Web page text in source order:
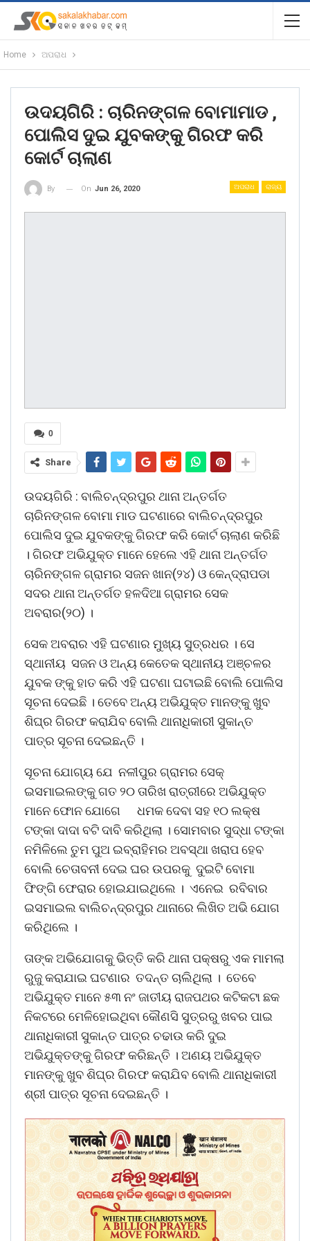
Home ଅପରାଧ
ଉଦୟଗିରି : ଚାରିନଙ୍ଗଳ ବୋମାମାଡ ,
ପୋଲିସ ଦୁଇ ଯୁବକଙ୍କୁ ଗିରଫ କରି
କୋର୍ଟ ଚାଲାଣ
ଅପରାଧ ରାଜ୍ୟ
By On Jun 26, 2020
0
Share
ଉଦୟଗିରି : ବାଲିଚନ୍ଦ୍ରପୁର ଥାନା ଅନ୍ତର୍ଗତ
ଚାରିନଙ୍ଗଳ ବୋମା ମାଡ ଘଟଣାରେ ବାଲିଚନ୍ଦ୍ରପୁର
ପୋଲିସ ଦୁଇ ଯୁବକଙ୍କୁ ଗିରଫ କରି କୋର୍ଟ ଚାଲାଣ କରିଛି
। ଗିରଫ ଅଭିଯୁକ୍ତ ମାନେ ହେଲେ ଏହି ଥାନା ଅନ୍ତର୍ଗତ
ଚାରିନଙ୍ଗଳ ଗ୍ରାମର ସଜନ ଖାନ(୨୪) ଓ କେନ୍ଦ୍ରାପଡା
ସଦର ଥାନା ଅନ୍ତର୍ଗତ ହଳଦିଆ ଗ୍ରାମର ସେକ
ଅବରାର(୨୦) ।
ସେକ ଅବରାର ଏହି ଘଟଣାର ମୁଖ୍ୟ ସୁତ୍ରଧର । ସେ
ସ୍ଥାନୀୟ ସଜନ ଓ ଅନ୍ୟ କେତେକ ସ୍ଥାନୀୟ ଅଞ୍ଚଳର
ଯୁବକ ଙ୍କୁ ହାତ କରି ଏହି ଘଟଣା ଘଟାଇଛି ବୋଲି ପୋଲିସ
ସୂଚନା ଦେଇଛି । ତେବେ ଅନ୍ୟ ଅଭିଯୁକ୍ତ ମାନଙ୍କୁ ଖୁବ
ଶିଘ୍ର ଗିରଫ କରାଯିବ ବୋଲି ଥାନାଧିକାରୀ ସୁକାନ୍ତ
ପାତ୍ର ସୂଚନା ଦେଇଛନ୍ତି ।
ସୂଚନା ଯୋଗ୍ୟ ଯେ ନଳୀପୁର ଗ୍ରାମର ସେକ୍
ଇସମାଇଲଙ୍କୁ ଗତ ୨୦ ତାରିଖ ରାତ୍ରୀରେ ଅଭିଯୁକ୍ତ
ମାନେ ଫୋନ ଯୋଗେ ଧମକ ଦେବା ସହ ୧୦ ଲକ୍ଷ
ଟଙ୍କା ଦାଦା ବଟି ଦାବି କରିଥିଲା । ସୋମବାର ସୁଦ୍ଧା ଟଙ୍କା
ନମିଳିଲେ ତୁମ ପୁଅ ଇବ୍ରାହିମର ଅବସ୍ଥା ଖରାପ ହେବ
ବୋଲି ଚେତାବନୀ ଦେଇ ଘର ଉପରକୁ ଦୁଇଟି ବୋମା
ଫିଙ୍ଗି ଫେରାର ହୋଇଯାଇଥିଲେ । ଏନେଇ ରବିବାର
ଇସମାଇଲ ବାଲିଚନ୍ଦ୍ରପୁର ଥାନାରେ ଲିଖିତ ଅଭି ଯୋଗ
କରିଥିଲେ ।
ତାଙ୍କ ଅଭିଯୋଗକୁ ଭିତ୍ତି କରି ଥାନା ପକ୍ଷରୁ ଏକ ମାମଲା
ରୁଜୁ କରାଯାଇ ଘଟଣାର ତଦନ୍ତ ଚାଲିଥିଲା । ତେବେ
ଅଭିଯୁକ୍ତ ମାନେ ୫୩ ନଂ ଜାତୀୟ ରାଜପଥର କଟିକଟା ଛକ
ନିକଟରେ ମେଳିହୋଇଥିବା କୌଣସି ସୁତ୍ରରୁ ଖବର ପାଇ
ଥାନାଧିକାରୀ ସୁକାନ୍ତ ପାତ୍ର ଚଢାଉ କରି ଦୁଇ
ଅଭିଯୁକ୍ତଙ୍କୁ ଗିରଫ କରିଛନ୍ତି । ଅଣୟ ଅଭିଯୁକ୍ତ
ମାନଙ୍କୁ ଖୁବ ଶିଘ୍ର ଗିରଫ କରାଯିବ ବୋଲି ଥାନାଧିକାରୀ
ଶ୍ରୀ ପାତ୍ର ସୂଚନା ଦେଇଛନ୍ତି ।